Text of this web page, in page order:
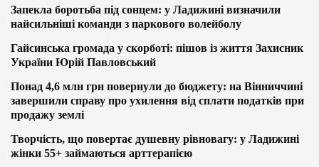
Запекла боротьба під сонцем: у Ладижині визначили
найсильніші команди з паркового волейболу
Гайсинська громада у скорботі: пішов із життя Захисник
України Юрій Павловський
Понад 4,6 млн грн повернули до бюджету: на Вінниччині
завершили справу про ухилення від сплати податків при
продажу землі
Творчість, що повертає душевну рівновагу: у Ладижині
жінки 55+ займаються арттерапією